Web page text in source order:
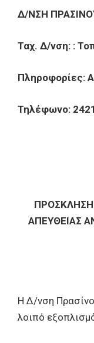
Δ/ΝΣΗ
Ταχ. Δ/νση: :
Πληροφορίες:
Τηλέφωνο:
ΑΠΕΥΘΕΙΑΣ
Η Δ/νση
λοιπό